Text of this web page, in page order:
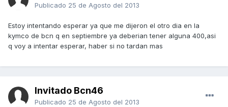
Publicado 25 de Agosto del 2013
Estoy intentando esperar ya que me dijeron el otro dia en la
kymco de bcn q en septiembre ya deberian tener alguna 400,asi
q voy a intentar esperar, haber si no tardan mas
Invitado Bcn46
Publicado 25 de Agosto del 2013